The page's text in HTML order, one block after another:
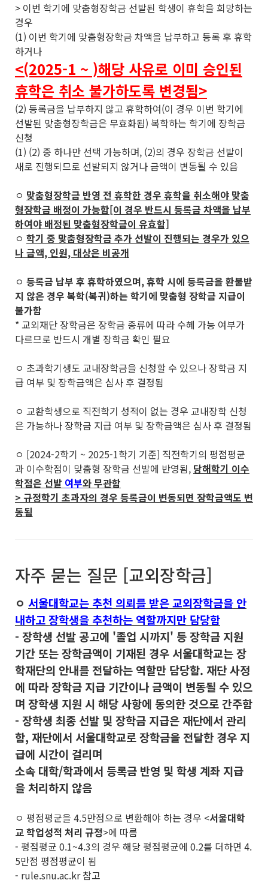
> 이번 학기에 맞춤형장학금 선발된 학생이 휴학을 희망하는
경우
(1) 이번 학기에 맞춤형장학금 차액을 납부하고 등록 후 휴학
하거나
<(2025-1 ~ )해당 사유로 이미 승인된
휴학은 취소 불가하도록 변경됨>
(2) 등록금을 납부하지 않고 휴학하여(이 경우 이번 학기에
선발된 맞춤형장학금은 무효화됨) 복학하는 학기에 장학금
신청
(1) (2) 중 하나만 선택 가능하며, (2)의 경우 장학금 선발이
새로 진행되므로 선발되지 않거나 금액이 변동될 수 있음
ㅇ 맞춤형장학금 반영 전 휴학한 경우 휴학을 취소해야 맞춤
형장학금 배정이 가능함[이 경우 반드시 등록금 차액을 납부
하여야 배정된 맞춤형장학금이 유효함]
ㅇ 학기 중 맞춤형장학금 추가 선발이 진행되는 경우가 있으
나 금액, 인원, 대상은 비공개
ㅇ 등록금 납부 후 휴학하였으며, 휴학 시에 등록금을 환불받
지 않은 경우 복학(복귀)하는 학기에 맞춤형 장학금 지급이
불가함
* 교외재단 장학금은 장학금 종류에 따라 수혜 가능 여부가
다르므로 반드시 개별 장학금 확인 필요
ㅇ 초과학기생도 교내장학금을 신청할 수 있으나 장학금 지
급 여부 및 장학금액은 심사 후 결정됨
ㅇ 교환학생으로 직전학기 성적이 없는 경우 교내장학 신청
은 가능하나 장학금 지급 여부 및 장학금액은 심사 후 결정됨
ㅇ [2024-2학기 ~ 2025-1학기 기준] 직전학기의 평점평균
과 이수학점이 맞춤형 장학금 선발에 반영됨, 당해학기 이수
학점은 선발 여부와 무관함
> 규정학기 초과자의 경우 등록금이 변동되면 장학금액도 변
동됨
자주 묻는 질문 [교외장학금]
ㅇ 서울대학교는 추천 의뢰를 받은 교외장학금을 안
내하고 장학생을 추천하는 역할까지만 담당함
- 장학생 선발 공고에 '졸업 시까지' 등 장학금 지원
기간 또는 장학금액이 기재된 경우 서울대학교는 장
학재단의 안내를 전달하는 역할만 담당함. 재단 사정
에 따라 장학금 지급 기간이나 금액이 변동될 수 있으
며 장학생 지원 시 해당 사항에 동의한 것으로 간주함
- 장학생 최종 선발 및 장학금 지급은 재단에서 관리
함, 재단에서 서울대학교로 장학금을 전달한 경우 지
급에 시간이 걸리며
소속 대학/학과에서 등록금 반영 및 학생 계좌 지급
을 처리하지 않음
ㅇ 평점평균을 4.5만점으로 변환해야 하는 경우 <서울대학
교 학업성적 처리 규정>에 따름
- 평점평균 0.1~4.3의 경우 해당 평점평균에 0.2를 더하면 4.
5만점 평점평균이 됨
- rule.snu.ac.kr 참고